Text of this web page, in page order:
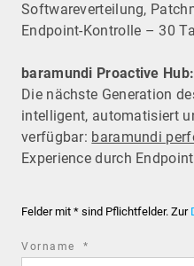
Software­verteilung,
Endpoint-Kontrolle – 30
baramundi Proactive Hub:
Die nächste Generation
intelligent, automatisiert
verfügbar: baramundi
Experience durch
Felder mit * sind Pflichtfelder. Zur
Vorname *